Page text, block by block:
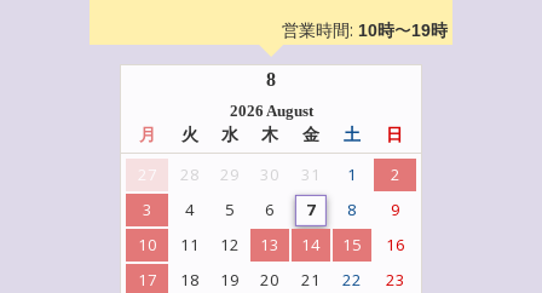
営業時間: 10時〜19時
8
2026 August
月
火 水 木 金 土 日
27 28 29 30 31 1
2
3
4 5 6 7 8
9
10
11 12 13 14 15
16
17
18 19 20 21 22
23